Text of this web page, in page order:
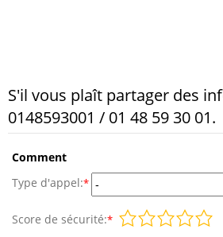
S'il vous plaît partager des
0148593001 / 01 48 59 30 01.
Comment
Type d'appel:*
Score de sécurité:*